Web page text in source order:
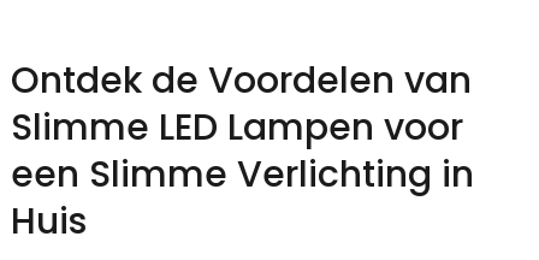
Ontdek de Voordelen van
Slimme LED Lampen voor
een Slimme Verlichting in
Huis